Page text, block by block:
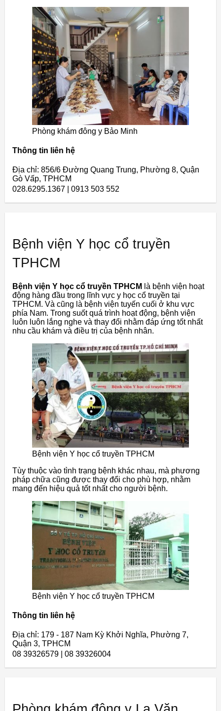
Phòng khám đông y Bảo Minh
Thông tin liên hệ
Địa chỉ: 856/6 Đường Quang Trung, Phường 8, Quận
Gò Vấp, TPHCM
028.6295.1367 | 0913 503 552
Bệnh viện Y học cổ truyền
TPHCM
Bệnh viện Y học cổ truyền TPHCM là bệnh viện hoạt
động hàng đầu trong lĩnh vực y học cổ truyền tại
TPHCM. Và cũng là bệnh viện tuyến cuối ở khu vực
phía Nam. Trong suốt quá trình hoạt động, bệnh viện
luôn luôn lắng nghe và thay đổi nhằm đáp ứng tốt nhất
nhu cầu khám và điều trị của bệnh nhân.
Bệnh viện Y học cổ truyền TPHCM
Tùy thuộc vào tình trạng bệnh khác nhau, mà phương
pháp chữa cũng được thay đổi cho phù hợp, nhằm
mang đến hiệu quả tốt nhất cho người bệnh.
Bệnh viện Y học cổ truyền TPHCM
Thông tin liên hệ
Địa chỉ: 179 - 187 Nam Kỳ Khởi Nghĩa, Phường 7,
Quận 3, TPHCM
08 39326579 | 08 39326004